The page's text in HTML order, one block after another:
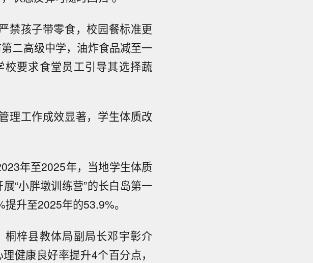
禁孩子带零食，校园餐标准更
二高级中学，油炸食品减至一
要求食堂员工引导其选择蔬
理工作成效显著，学生体质改
年至2025年，当地学生体质
“小胖墩训练营”的长白岛第一
升至2025年的53.9%。
梓县教体局副局长邓宇彰介
健康良好率提升4个百分点，